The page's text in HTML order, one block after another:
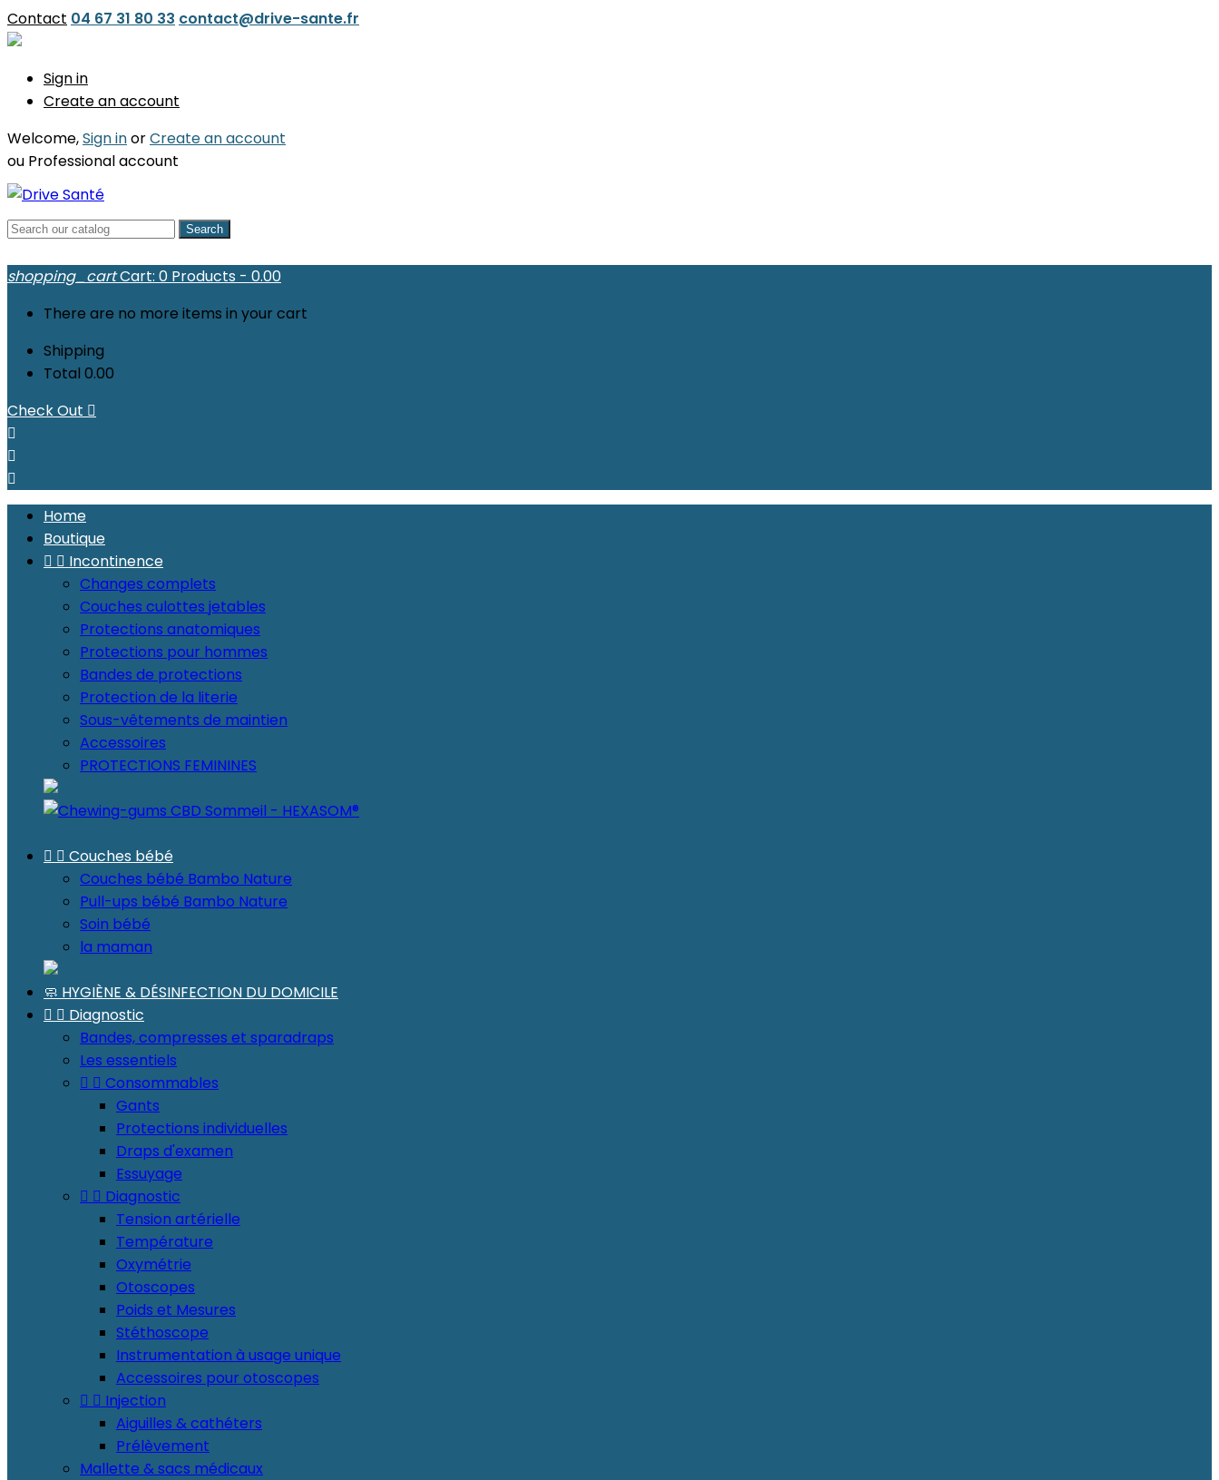
Contact 04 67 31 80 33 contact@drive-sante.fr
Sign in
Create an account
Welcome,Sign inorCreate an account
ou Professional account
Search
shopping_cartCart: 0 Products - 0.00
There are no more items in your cart
Shipping
Total 0.00
Check Out 



Home
Boutique
  Incontinence
Changes complets
Couches culottes jetables
Protections anatomiques
Protections pour hommes
Bandes de protections
Protection de la literie
Sous-vêtements de maintien
Accessoires
PROTECTIONS FEMININES
  Couches bébé
Couches bébé Bambo Nature
Pull-ups bébé Bambo Nature
Soin bébé
la maman
🧼 HYGIÈNE & DÉSINFECTION DU DOMICILE
  Diagnostic
Bandes, compresses et sparadraps
Les essentiels
  Consommables
Gants
Protections individuelles
Draps d'examen
Essuyage
  Diagnostic
Tension artérielle
Température
Oxymétrie
Otoscopes
Poids et Mesures
Stéthoscope
Instrumentation à usage unique
Accessoires pour otoscopes
  Injection
Aiguilles & cathéters
Prélèvement
Mallette & sacs médicaux